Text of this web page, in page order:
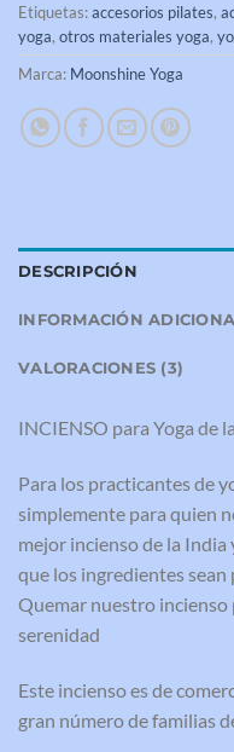
Etiquetas:accesorios pilates,
yoga, otros materiales yoga,
Marca: Moonshine Yoga
DESCRIPCIÓN
INFORMACIÓN
VALORACIONES (3)
INCIENSO para Yoga de
Para los practicantes de
simplemente para quien
mejor incienso de la
que los ingredientes sean
Quemar nuestro
serenidad
Este incienso es de
gran número de familias